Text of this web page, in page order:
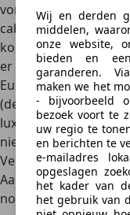
vormgegeven en
cabine wat aan de
komt aan de
er meer oog voor
Europaweinig luxe ,
(destijds) in een auto
luxe uitvoeringen
niet officieel in
Veiligheid
Aangezien de Toyota
nooit getest door
Wij en derden
middelen,
onze website,
bieden en
garanderen.
maken we het
- bijvoorbeeld
bezoek voort te
uw regio te
en berichten te
e-mailadres
opgeslagen
het kader van
het gebruik van